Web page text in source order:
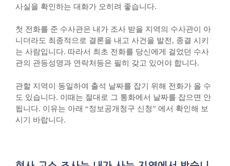
사실을 확인하는 대화가 오히려 좋습니다.
첫 전화를 준 수사관은 내가 조사 받을 지역의 수사관이 아
니더라도 최종적으로 결론을 내고 사건을 발전, 종결 시키
는 사람입니다. 따라서 최초 전화를 당신에게 걸었던 수사
관의 관등성명과 연락처등은 필히 갖고 있어야 합니다.
관할 지역이 동일하여 출석 날짜를 잡기 위해 전화가 올 수
도 있습니다. 이때는 절대로 그 통화에서 날짜를 잡으면 안
됩니다. 이유는 아래 “정보공개청구 신청” 에서 확인해 보
시기 바랍니다.